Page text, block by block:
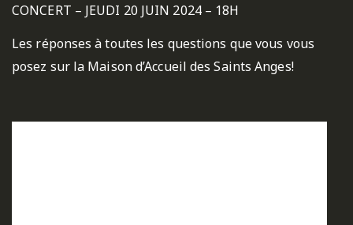
CONCERT – JEUDI 20 JUIN 2024 – 18H
Les réponses à toutes les questions que vous vous
posez sur la Maison d’Accueil des Saints Anges!